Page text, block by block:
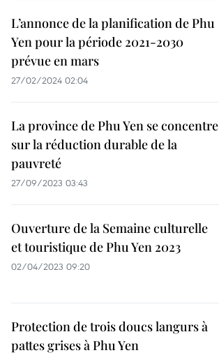
L’annonce de la planification de Phu
Yen pour la période 2021-2030
prévue en mars
27/02/2024 02:04
La province de Phu Yen se concentre
sur la réduction durable de la
pauvreté
27/09/2023 03:43
Ouverture de la Semaine culturelle
et touristique de Phu Yen 2023
02/04/2023 09:20
Protection de trois doucs langurs à
pattes grises à Phu Yen